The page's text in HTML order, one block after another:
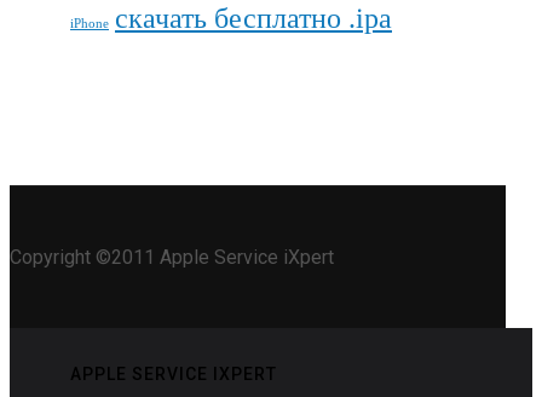
iPhone скачать бесплатно .ipa
Copyright ©2011 Apple Service iXpert
APPLE SERVICE IXPERT